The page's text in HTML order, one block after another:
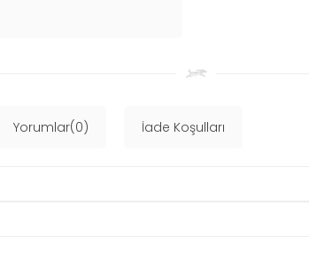
Yorumlar(0) İade Koşulları